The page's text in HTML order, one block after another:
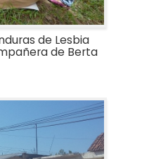
de Lesbia
de Berta